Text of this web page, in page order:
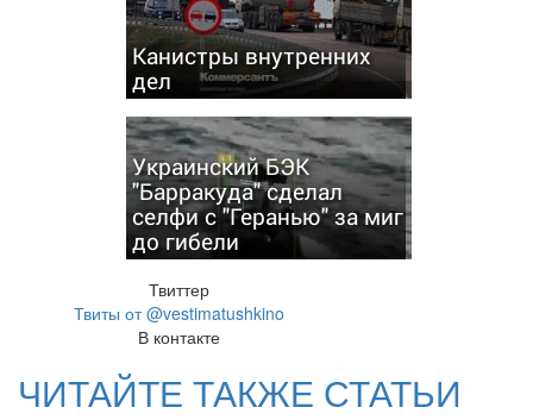
Канистры внутренних
дел
Украинский БЭК
"Барракуда" сделал
селфи с "Геранью" за миг
до гибели
Твиттер
Твиты от @vestimatushkino
В контакте
ЧИТАЙТЕ ТАКЖЕ СТАТЬИ